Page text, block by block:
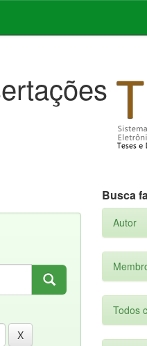
Busca
Autor
Todos